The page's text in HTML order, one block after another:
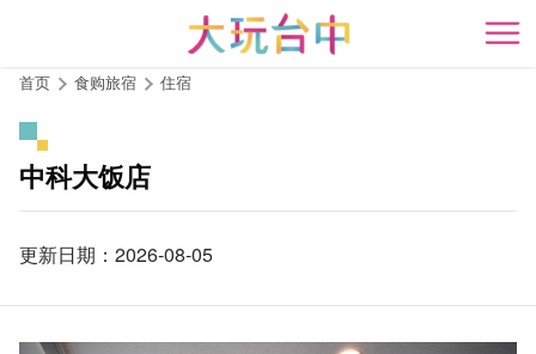
开
首页 食购旅宿 住宿
中科大饭店
更新日期：2026-08-05